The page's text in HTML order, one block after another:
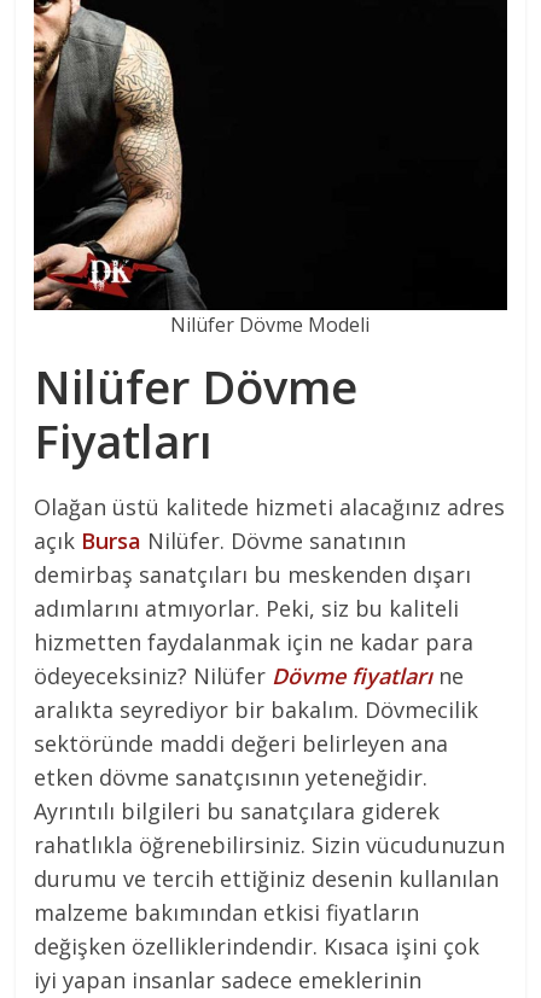
Nilüfer Dövme Modeli
Nilüfer Dövme
Fiyatları
Olağan üstü kalitede hizmeti alacağınız adres
açık Bursa Nilüfer. Dövme sanatının
demirbaş sanatçıları bu meskenden dışarı
adımlarını atmıyorlar. Peki, siz bu kaliteli
hizmetten faydalanmak için ne kadar para
ödeyeceksiniz? Nilüfer Dövme fiyatlarıne
aralıkta seyrediyor bir bakalım. Dövmecilik
sektöründe maddi değeri belirleyen ana
etken dövme sanatçısının yeteneğidir.
Ayrıntılı bilgileri bu sanatçılara giderek
rahatlıkla öğrenebilirsiniz. Sizin vücudunuzun
durumu ve tercih ettiğiniz desenin kullanılan
malzeme bakımından etkisi fiyatların
değişken özelliklerindendir. Kısaca işini çok
iyi yapan insanlar sadece emeklerinin